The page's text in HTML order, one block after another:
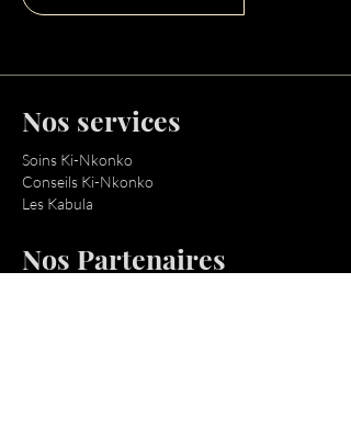
Nos services
Soins Ki-Nkonko
Conseils Ki-Nkonko
Les Kabula
Nos Partenaires